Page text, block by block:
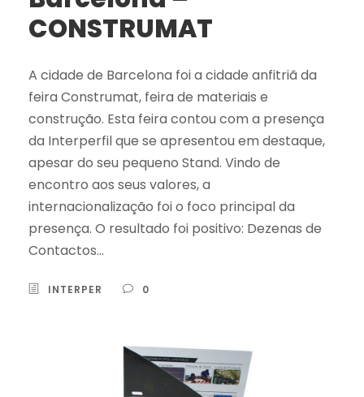
CONSTRUMAT
A cidade de Barcelona foi a cidade anfitriã da
feira Construmat, feira de materiais e
construção. Esta feira contou com a presença
da Interperfil que se apresentou em destaque,
apesar do seu pequeno Stand. Vindo de
encontro aos seus valores, a
internacionalização foi o foco principal da
presença. O resultado foi positivo: Dezenas de
Contactos...
INTERPER 0